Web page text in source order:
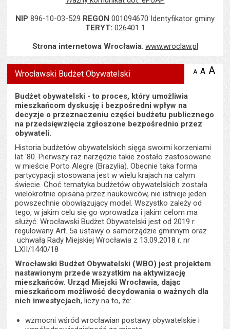
NIP 896-10-03-529 REGON 001094670 Identyfikator gminy
TERYT: 026401 1
Strona internetowa Wrocławia: www.wroclaw.pl
Wrocławski Budżet Obywatelski A zmniejsz
A A
Budżet obywatelski - to proces, który umożliwia
mieszkańcom dyskusję i bezpośredni wpływ na
decyzje o przeznaczeniu części budżetu publicznego
na przedsięwzięcia zgłoszone bezpośrednio przez
obywateli.
Historia budżetów obywatelskich sięga swoimi korzeniami
lat '80. Pierwszy raz narzędzie takie zostało zastosowane
w mieście Porto Alegre (Brazylia). Obecnie taka forma
partycypacji stosowana jest w wielu krajach na całym
świecie. Choć tematyka budżetów obywatelskich została
wielokrotnie opisana przez naukowców, nie istnieje jeden
powszechnie obowiązujący model. Wszystko zależy od
tego, w jakim celu się go wprowadza i jakim celom ma
służyć. Wrocławski Budżet Obywatelski jest od 2019 r.
regulowany Art. 5a ustawy o samorządzie gminnym oraz
uchwałą Rady Miejskiej Wrocławia z 13.09.2018 r. nr
LXII/1440/18
Wrocławski Budżet Obywatelski (WBO) jest projektem
nastawionym przede wszystkim na aktywizację
mieszkańców. Urząd Miejski Wrocławia, dając
mieszkańcom możliwość decydowania o ważnych dla
nich inwestycjach, liczy na to, że:
wzmocni wśród wrocławian postawy obywatelskie i